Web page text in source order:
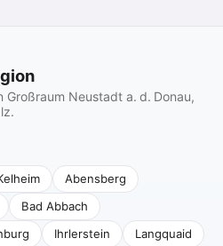
Großraum Neustadt a. d. Donau,
Abensberg
Bad Abbach
Ihrlerstein
Langquaid